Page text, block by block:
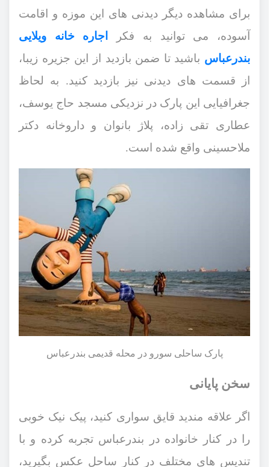
برای مشاهده دیگر دیدنی ‌های این موزه و اقامت
آسوده، می ‌توانید به فکر
اجاره خانه ویلایی
بندرعباس باشید تا ضمن بازدید از این جزیره زیبا،
از قسمت ‌های دیدنی نیز بازدید کنید. به لحاظ
جغرافیایی این پارک در نزدیکی مسجد حاج یوسف،
عطاری تقی ‌زاده، پلاژ بانوان و داروخانه دکتر
ملاحسینی واقع شده است.
پارک ساحلی سورو در محله قدیمی بندرعباس
سخن پایانی
اگر علاقه مندید قایق ‌سواری کنید، پیک ‌نیک خوبی
را در کنار خانواده در بندرعباس تجربه کرده و با
تندیس ‌های مختلف در کنار ساحل عکس بگیرید،